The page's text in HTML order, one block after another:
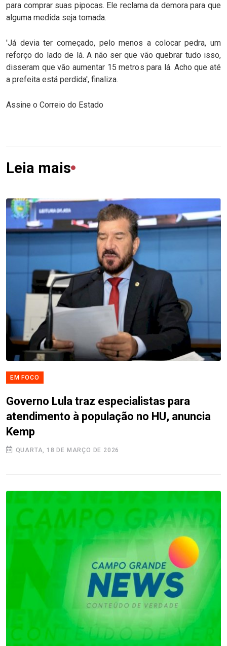
para comprar suas pipocas. Ele reclama da demora para que
alguma medida seja tomada.
'Já devia ter começado, pelo menos a colocar pedra, um
reforço do lado de lá. A não ser que vão quebrar tudo isso,
disseram que vão aumentar 15 metros para lá. Acho que até
a prefeita está perdida', finaliza.
Assine o Correio do Estado
Leia mais
EM FOCO
Governo Lula traz especialistas para
atendimento à população no HU, anuncia
Kemp
QUARTA, 18 DE MARÇO DE 2026